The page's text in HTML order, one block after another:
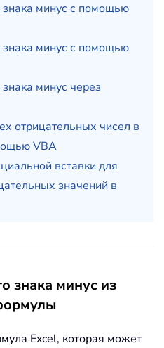
минус с помощью
минус с помощью
минус через
отрицательных чисел в
VBA
вставки для
значений в
знака минус из
Excel, которая может